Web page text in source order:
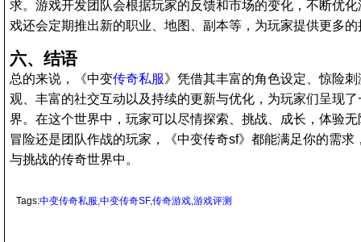
求。游戏开发团队会根据玩家的反馈和市场的变化，不断优
戏还会定期推出新的职业、地图、副本等，为玩家提供更多
六、结语
总的来说，《中变传奇私服》凭借其丰富的角色设定、惊险
观、丰富的社交互动以及持续的更新与优化，为玩家们呈现
界。在这个世界中，玩家可以尽情探索、挑战、成长，体验
冒险还是团队作战的玩家，《中变传奇sf》都能满足你的需求
与挑战的传奇世界中。
Tags:中变传奇私服,中变传奇SF,传奇游戏,游戏评测